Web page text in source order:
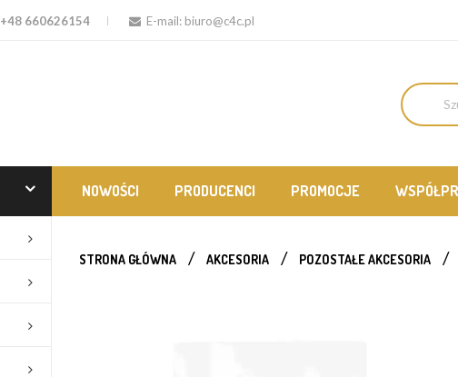
+48 660626154 E-mail: biuro@c4c.pl
NOWOŚCI PRODUCENCI PROMOCJE
STRONA GŁÓWNA AKCESORIA POZOSTAŁE AKCESORIA